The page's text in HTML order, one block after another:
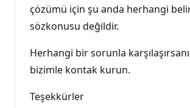
çözümü için şu anda herhangi
sözkonusu değildir.
Herhangi bir sorunla
bizimle kontak kurun.
Teşekkürler